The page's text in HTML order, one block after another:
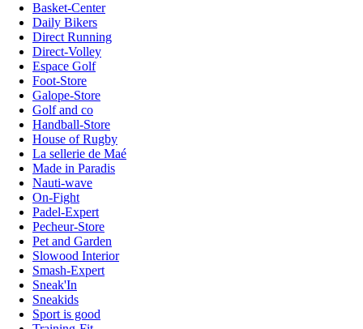
Basket-Center
Daily Bikers
Direct Running
Direct-Volley
Espace Golf
Foot-Store
Galope-Store
Golf and co
Handball-Store
House of Rugby
La sellerie de Maé
Made in Paradis
Nauti-wave
On-Fight
Padel-Expert
Pecheur-Store
Pet and Garden
Slowood Interior
Smash-Expert
Sneak'In
Sneakids
Sport is good